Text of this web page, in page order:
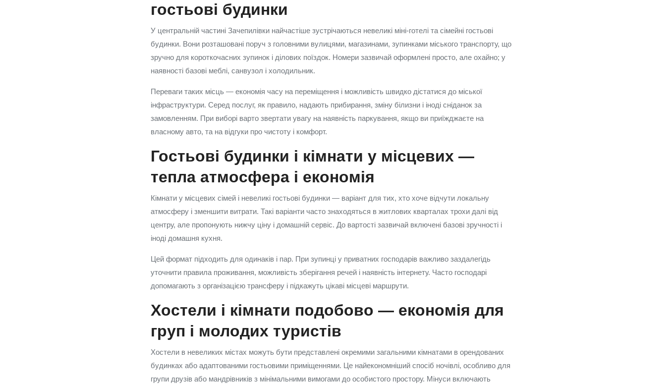
гостьові будинки
У центральній частині Зачепилівки найчастіше зустрічаються невеликі міні-готелі та сімейні гостьові
будинки. Вони розташовані поруч з головними вулицями, магазинами, зупинками міського транспорту, що
зручно для короткочасних зупинок і ділових поїздок. Номери зазвичай оформлені просто, але охайно; у
наявності базові меблі, санвузол і холодильник.
Переваги таких місць — економія часу на переміщення і можливість швидко дістатися до міської
інфраструктури. Серед послуг, як правило, надають прибирання, зміну білизни і іноді сніданок за
замовленням. При виборі варто звертати увагу на наявність паркування, якщо ви приїжджаєте на
власному авто, та на відгуки про чистоту і комфорт.
Гостьові будинки і кімнати у місцевих —
тепла атмосфера і економія
Кімнати у місцевих сімей і невеликі гостьові будинки — варіант для тих, хто хоче відчути локальну
атмосферу і зменшити витрати. Такі варіанти часто знаходяться в житлових кварталах трохи далі від
центру, але пропонують нижчу ціну і домашній сервіс. До вартості зазвичай включені базові зручності і
іноді домашня кухня.
Цей формат підходить для одинаків і пар. При зупинці у приватних господарів важливо заздалегідь
уточнити правила проживання, можливість зберігання речей і наявність інтернету. Часто господарі
допомагають з організацією трансферу і підкажуть цікаві місцеві маршрути.
Хостели і кімнати подобово — економія для
груп і молодих туристів
Хостели в невеликих містах можуть бути представлені окремими загальними кімнатами в орендованих
будинках або адаптованими гостьовими приміщеннями. Це найекономніший спосіб ночівлі, особливо для
групи друзів або мандрівників з мінімальними вимогами до особистого простору. Мінуси включають